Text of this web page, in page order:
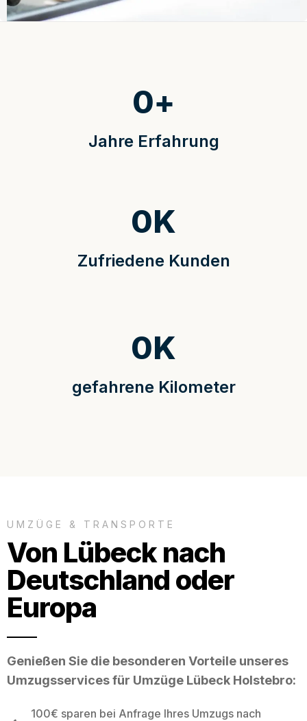
Jahre Erfahrung
0+
Zufriedene Kunden
0K
gefahrene Kilometer
0K
UMZÜGE & TRANSPORTE
Von Lübeck nach
Deutschland oder
Europa
Genießen Sie die besonderen Vorteile unseres
Umzugsservices für Umzüge Lübeck Holstebro:
100€ sparen bei Anfrage Ihres Umzugs nach